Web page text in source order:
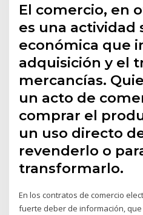
El comercio, en
es una actividad
económica que
adquisición y el
mercancías.
un acto de
comprar el
un uso directo
revenderlo o
transformarlo.
En los contratos de comercio
fuerte deber de información,